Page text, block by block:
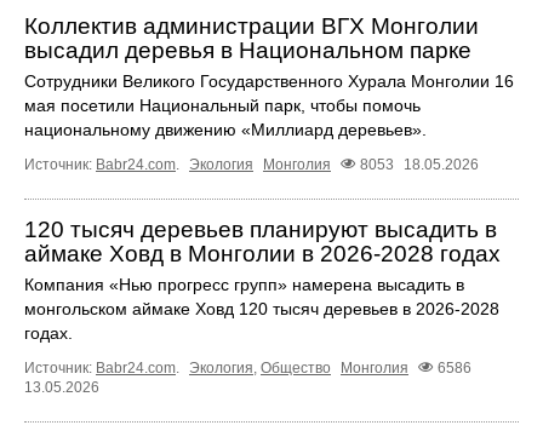
Коллектив администрации ВГХ Монголии
высадил деревья в Национальном парке
Сотрудники Великого Государственного Хурала Монголии 16
мая посетили Национальный парк, чтобы помочь
национальному движению «Миллиард деревьев».
Источник: Babr24.com. Экология Монголия 8053 18.05.2026
120 тысяч деревьев планируют высадить в
аймаке Ховд в Монголии в 2026-2028 годах
Компания «Нью прогресс групп» намерена высадить в
монгольском аймаке Ховд 120 тысяч деревьев в 2026-2028
годах.
Источник: Babr24.com. Экология, Общество Монголия
6586
13.05.2026